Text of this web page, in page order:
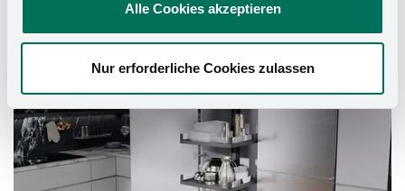
Alle Cookies akzeptieren
Nur erforderliche Cookies zulassen